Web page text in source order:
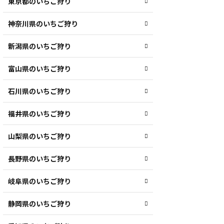
神奈川県のいちご狩り
新潟県のいちご狩り
富山県のいちご狩り
石川県のいちご狩り
福井県のいちご狩り
山梨県のいちご狩り
長野県のいちご狩り
岐阜県のいちご狩り
静岡県のいちご狩り